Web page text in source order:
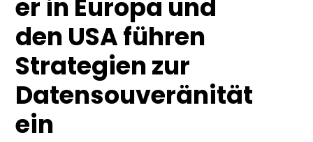
er in Europa und
den USA führen
Strategien zur
Datensouveränität
ein